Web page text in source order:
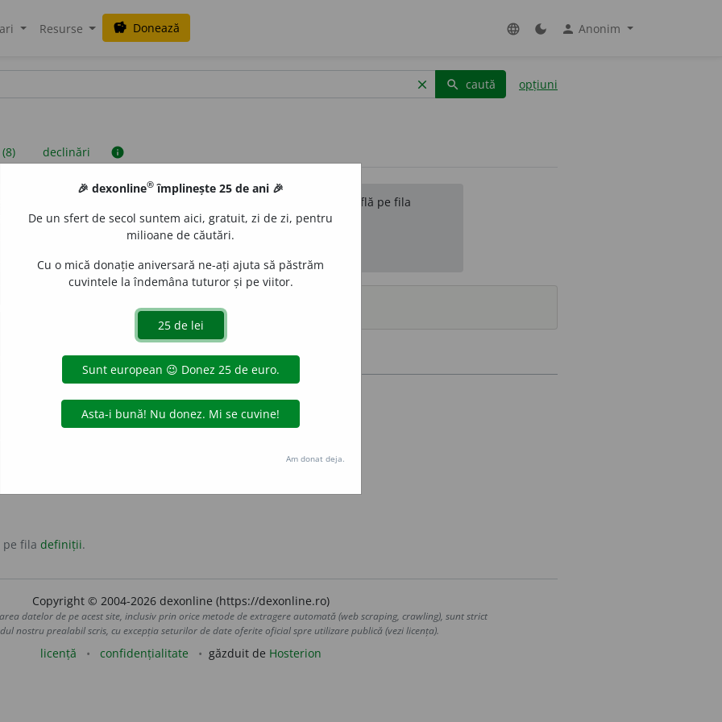
Resurse savings Donează language dark_mode person Anonim
clear search caută opțiuni
declinări info
sunt compilate de echipa dexonline. Definițiile originale se află pe fila
reordona filele pe pagina depreferințe.
surse
unei articulații.
pe fila definiții.
Copyright © 2004-2026 dexonline (https://dexonline.ro)
datelor de pe acest site, inclusiv prin orice metode de extragere automată (web scraping, crawling), sunt strict
nostru prealabil scris, cu excepția seturilor de date oferite oficial spre utilizare publică (vezi licența).
licență confidențialitate găzduit de Hosterion
🎉 dexonline® împlinește 25 de ani 🎉
De un sfert de secol suntem aici, gratuit, zi de zi, pentru
milioane de căutări.
Cu o mică donație aniversară ne-ați ajuta să păstrăm
cuvintele la îndemâna tuturor și pe viitor.
Am donat deja.